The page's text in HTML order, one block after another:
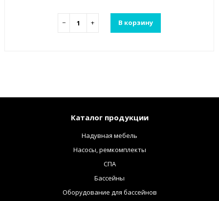
− + В корзину
Каталог продукции
Надувная мебель
Насосы, ремкомплекты
СПА
Бассейны
Оборудование для бассейнов